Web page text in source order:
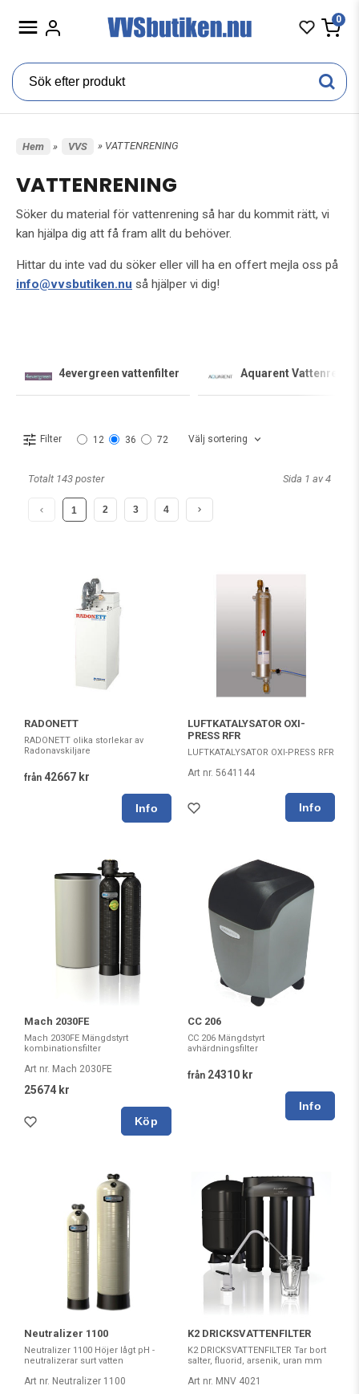
0
Hem » VVS » VATTENRENING
VATTENRENING
Söker du material för vattenrening så har du kommit rätt, vi
kan hjälpa dig att få fram allt du behöver.
Hittar du inte vad du söker eller vill ha en offert mejla oss på
info@vvsbutiken.nu så hjälper vi dig!
4evergreen vattenfilter Aquarent
Filter 12 36 72 Välj sortering
Totalt 143 poster Sida 1 av 4
1 2 3 4
RADONETT
RADONETT olika storlekar av
Radonavskiljare
från 42667 kr
LUFTKATALYSATOR OXI-
PRESS RFR
LUFTKATALYSATOR OXI-PRESS RFR
Art nr. 5641144
Mach 2030FE
Mach 2030FE Mängdstyrt
kombinationsfilter
Art nr. Mach 2030FE
25674 kr
Köp
CC 206
CC 206 Mängdstyrt
avhärdningsfilter
från 24310 kr
Neutralizer 1100
Neutralizer 1100 Höjer lågt pH -
neutralizerar surt vatten
Art nr. Neutralizer 1100
K2 DRICKSVATTENFILTER
K2 DRICKSVATTENFILTER Tar bort
salter, fluorid, arsenik, uran mm
Art nr. MNV 4021